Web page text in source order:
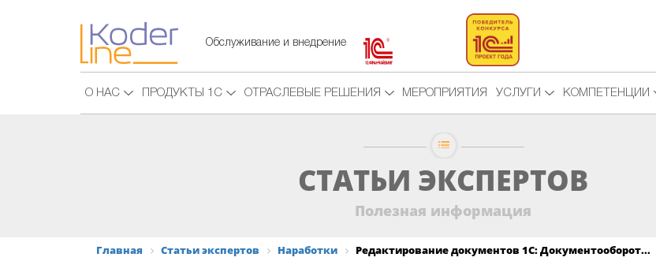
Обслуживание и внедрение
О НАС ПРОДУКТЫ 1С ОТРАСЛЕВЫЕ РЕШЕНИЯ МЕРОПРИЯТИЯ УСЛУГИ КОМПЕТЕНЦИИ
СТАТЬИ ЭКСПЕРТОВ
Полезная информация
Главная Статьи экспертов Наработки Редактирование документов 1С: Документооборот...